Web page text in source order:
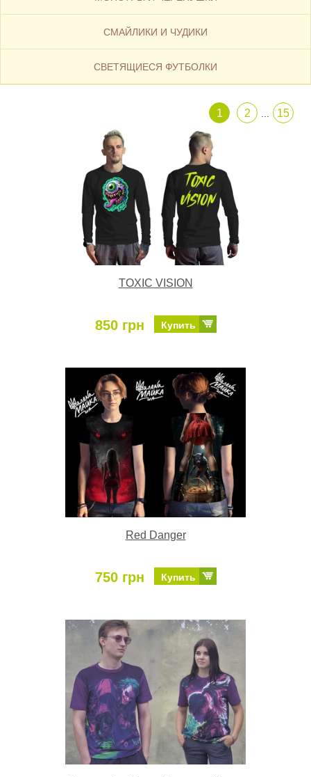
СМАЙЛИКИ И ЧУДИКИ
CВЕТЯЩИЕСЯ ФУТБОЛКИ
1 2 15
TOXIC VISION
850 грн Купить
Red Danger
750 грн Купить